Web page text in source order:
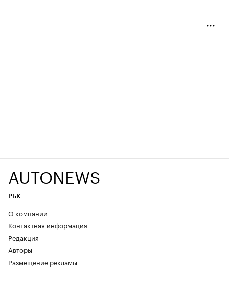
AUTONEWS
РБК
О компании
Контактная информация
Редакция
Авторы
Размещение рекламы